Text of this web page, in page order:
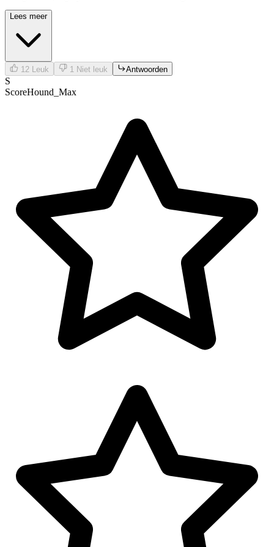
Lees meer
12 Leuk 1 Niet leuk Antwoorden
S
ScoreHound_Max